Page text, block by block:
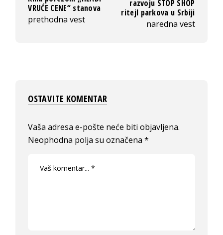
VRUĆE CENE“ stanova
prethodna vest
razvoju STOP SHOP
ritejl parkova u Srbiji
naredna vest
OSTAVITE KOMENTAR
Vaša adresa e-pošte neće biti objavljena.
Neophodna polja su označena*